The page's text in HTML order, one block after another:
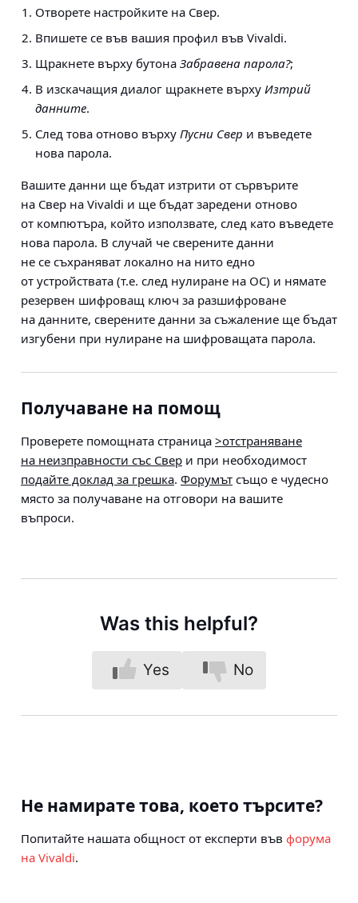
Отворете настройките на Свер.
Впишете се във вашия профил във Vivaldi.
Щракнете върху бутона Забравена парола?;
В изскачащия диалог щракнете върху Изтрий
данните.
След това отново върху Пусни Свер и въведете
нова парола.
Вашите данни ще бъдат изтрити от сървърите
на Свер на Vivaldi и ще бъдат заредени отново
от компютъра, който използвате, след като въведете
нова парола. В случай че сверените данни
не се съхраняват локално на нито едно
от устройствата (т.е. след нулиране на ОС) и нямате
резервен шифроващ ключ за разшифроване
на данните, сверените данни за съжаление ще бъдат
изгубени при нулиране на шифроващата парола.
Получаване на помощ
Проверете помощната страница >отстраняване
на неизправности със Свер и при необходимост
подайте доклад за грешка. Форумът също е чудесно
място за получаване на отговори на вашите
въпроси.
Was this helpful?
Yes No
Не намирате това, което търсите?
Попитайте нашата общност от експерти във форума
на Vivaldi.